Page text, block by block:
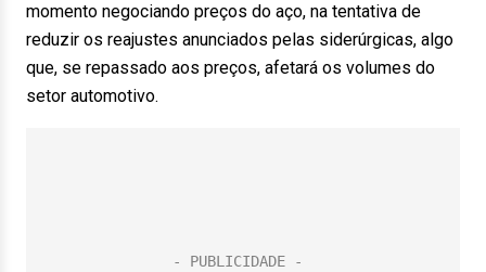
momento negociando preços do aço, na tentativa de
reduzir os reajustes anunciados pelas siderúrgicas, algo
que, se repassado aos preços, afetará os volumes do
setor automotivo.